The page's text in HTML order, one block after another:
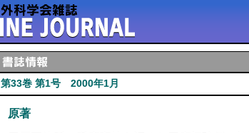
第33巻 第1号 2000年1月
原著